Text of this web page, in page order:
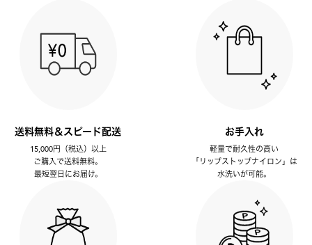
送料無料＆スピード配送
15,000円（税込）以上
ご購入で送料無料。
最短翌日にお届け。
お手入れ
軽量で耐久性の高い
「リップストップナイロン」は
水洗いが可能。